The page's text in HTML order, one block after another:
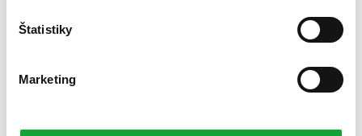
Štatistiky
Marketing